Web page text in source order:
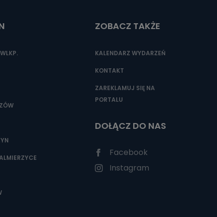
ze
ZOBACZ TAKŻE
KALENDARZ WYDARZEŃ
KONTAKT
ZAREKLAMUJ SIĘ NA
PORTALU
DOŁĄCZ DO NAS
Facebook
Instagram